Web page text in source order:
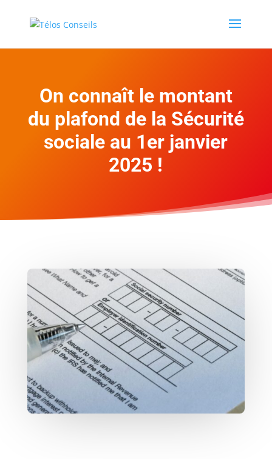
On connaît le montant
du plafond de la Sécurité
sociale au 1er janvier
2025 !